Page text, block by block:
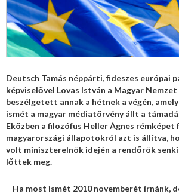
Deutsch Tamás néppárti, fideszes európai
képviselővel Lovas István a Magyar
beszélgetett annak a hétnek a végén,
ismét a magyar médiatörvény állt a
Eközben a filozófus Heller Ágnes
magyarországi állapotokról azt is állítva,
volt miniszterelnök idején a rendőrök
lőttek meg.
– Ha most ismét 2010 novemberét írnánk,